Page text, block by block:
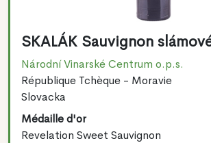
SKALÁK Sauvignon
Národní Vinarské Centrum o.p.s.
République Tchèque - Moravie
Slovacka
Médaille d'or
Revelation Sweet Sauvignon